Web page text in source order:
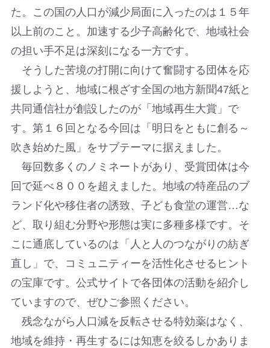
た。この国の人口が減少局面に入ったのは１５年
以上前のこと。加速する少子高齢化で、地域社会
の担い手不足は深刻になる一方です。
そうした苦境の打開に向けて奮闘する団体を応
援しようと、地域に根ざす全国の地方新聞47紙と
共同通信社が創設したのが「地域再生大賞」で
す。第１６回となる今回は「明日をともに創る～
吹き始めた風」をサブテーマに据えました。
毎回数多くのノミネートがあり、受賞団体は今
回で延べ８００を超えました。地域の特産品のブ
ランド化や移住者の誘致、子ども食堂の運営…な
ど、取り組む分野や形態は実に多種多様です。そ
こに通底しているのは「人と人のつながりの紡ぎ
直し」で、コミュニティーを活性化させるヒント
の宝庫です。公式サイトで各団体の活動を紹介し
ていますので、ぜひご参照ください。
残念ながら人口減を反転させる特効薬はなく、
地域を維持・再生するには知恵を絞るしかありま